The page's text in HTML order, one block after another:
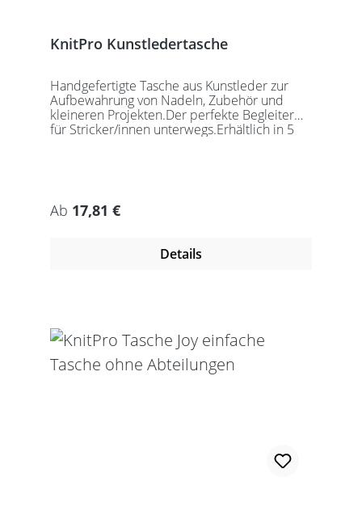
KnitPro Kunstledertasche
Handgefertigte Tasche aus Kunstleder zur
Aufbewahrung von Nadeln, Zubehör und
kleineren Projekten.Der perfekte Begleiter
für Stricker/innen unterwegs.Erhältlich in 5
Regulärer Preis:
Ab 17,81 €
Details